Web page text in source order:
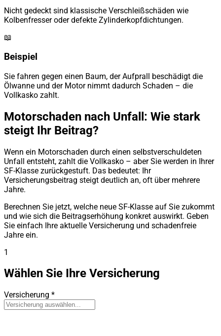
Nicht gedeckt sind klassische Verschleißschäden wie
Kolbenfresser oder defekte Zylinderkopfdichtungen.
📖
Beispiel
Sie fahren gegen einen Baum, der Aufprall beschädigt die
Ölwanne und der Motor nimmt dadurch Schaden – die
Vollkasko zahlt.
Motorschaden nach Unfall: Wie stark
steigt Ihr Beitrag?
Wenn ein Motorschaden durch einen selbstverschuldeten
Unfall entsteht, zahlt die Vollkasko – aber Sie werden in Ihrer
SF-Klasse zurückgestuft. Das bedeutet: Ihr
Versicherungsbeitrag steigt deutlich an, oft über mehrere
Jahre.
Berechnen Sie jetzt, welche neue SF-Klasse auf Sie zukommt
und wie sich die Beitragserhöhung konkret auswirkt. Geben
Sie einfach Ihre aktuelle Versicherung und schadenfreie
Jahre ein.
1
Wählen Sie Ihre Versicherung
Versicherung *